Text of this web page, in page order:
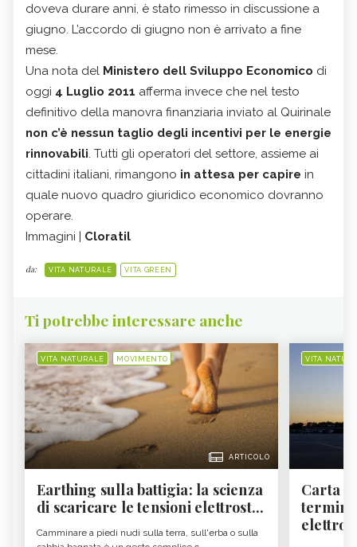
doveva durare anni, è stato rimesso in discussione a
giugno. L’accordo di giugno non è arrivato a fine
mese.
Una nota del Ministero dell Sviluppo Economico di
oggi 4 Luglio 2011 afferma invece che nel testo
definitivo della manovra finanziaria inviato al Quirinale
non c’è nessun taglio degli incentivi per le energie
rinnovabili. Tutti gli operatori del settore, assieme ai
cittadini italiani, rimangono in attesa per capire in
quale nuovo quadro giuridico economico dovranno
operare.
Immagini | Cloratil
da: VITA NATURALE VITA GREEN
Ti potrebbe interessare anche
VITA NATURALE MOVIMENTO
ARTICOLO
Earthing sulla battigia: la scienza
di scaricare le tensioni elettrost...
Camminare a piedi nudi sulla terra, sull'erba o sulla
VITA
Carta